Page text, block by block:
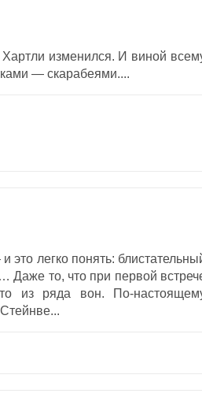
изменился. И виной
— скарабеями....
легко понять:
Даже то, что при первой
из ряда вон. По-